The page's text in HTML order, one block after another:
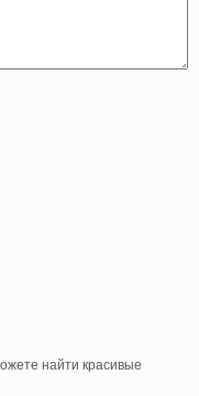
найти красивые